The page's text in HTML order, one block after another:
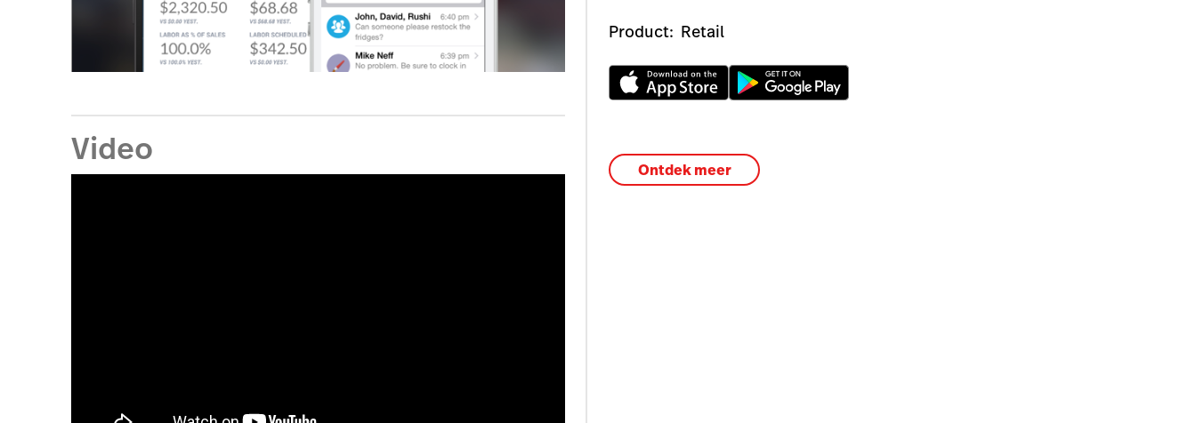
Video
Product: Retail
Ontdek meer